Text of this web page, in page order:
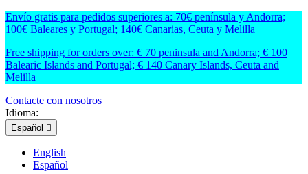
Envío gratis para pedidos superiores a: 70€ península y Andorra;
100€ Baleares y Portugal; 140€ Canarias, Ceuta y Melilla
Free shipping for orders over: € 70 peninsula and Andorra; € 100
Balearic Islands and Portugal; € 140 Canary Islands, Ceuta and
Melilla
Contacte con nosotros
Idioma:
Español 
English
Español